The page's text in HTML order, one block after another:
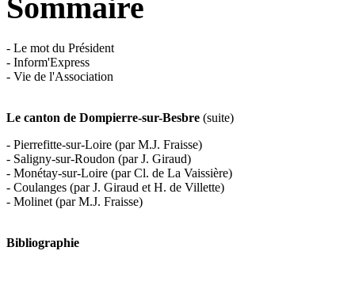
Sommaire
- Le mot du Président
- Inform'Express
- Vie de l'Association
Le canton de Dompierre-sur-Besbre (suite)
- Pierrefitte-sur-Loire (par M.J. Fraisse)
- Saligny-sur-Roudon (par J. Giraud)
- Monétay-sur-Loire (par Cl. de La Vaissière)
- Coulanges (par J. Giraud et H. de Villette)
- Molinet (par M.J. Fraisse)
Bibliographie